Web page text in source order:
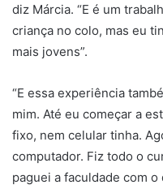
diz Márcia. “E é um
criança no colo, mas eu
mais jovens”.
“E essa experiência
mim. Até eu começar a
fixo, nem celular tinha.
computador. Fiz todo o
paguei a faculdade com